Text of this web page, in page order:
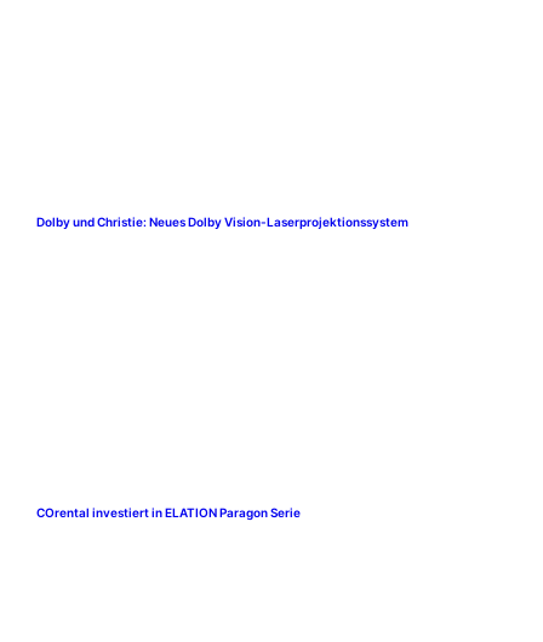
Dolby und Christie: Neues Dolby Vision-Laserprojektionssystem
COrental investiert in ELATION Paragon Serie